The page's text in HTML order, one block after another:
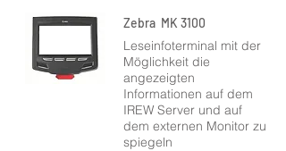
Zebra MK 3100
Leseinfoterminal mit der
Möglichkeit die
angezeigten
Informationen auf dem
IREW Server und auf
dem externen Monitor zu
spiegeln